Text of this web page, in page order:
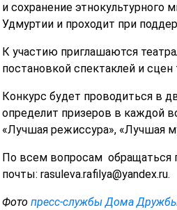
и сохранение этнокультурного
Удмуртии и проходит при
К участию приглашаются
постановкой спектаклей и сцен
Конкурс будет проводиться в
определит призеров в каждой
«Лучшая режиссура», «Лучшая
По всем вопросам обращаться
почты: rasuleva.rafilya@yandex.ru.
Фото пресс-службы Дома